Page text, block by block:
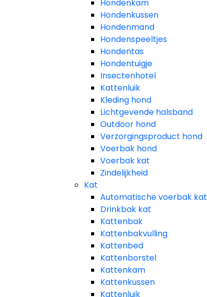
Hondenkam
Hondenkussen
Hondenmand
Hondenspeeltjes
Hondentas
Hondentuigje
Insectenhotel
Kattenluik
Kleding hond
Lichtgevende halsband
Outdoor hond
Verzorgingsproduct hond
Voerbak hond
Voerbak kat
Zindelijkheid
Kat
Automatische voerbak kat
Drinkbak kat
Kattenbak
Kattenbakvulling
Kattenbed
Kattenborstel
Kattenkam
Kattenkussen
Kattenluik